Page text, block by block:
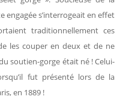
engagée s’interrogeait en effet
traditionnellement ces
les couper en deux et de ne
soutien-gorge était né ! Celui-
fut présenté lors de la
en 1889 !